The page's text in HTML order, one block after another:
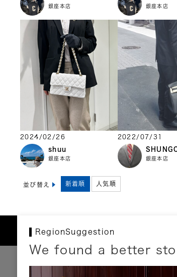
銀座本店 銀座本店
2024/02/26
shuu
銀座本店
2022/07/31
銀座本店
並び替え 新着順 人気順
RegionSuggestion
We found a better
お支払いについて